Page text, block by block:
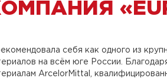
себя как одного из
на всём юге России.
ArcelorMittal,